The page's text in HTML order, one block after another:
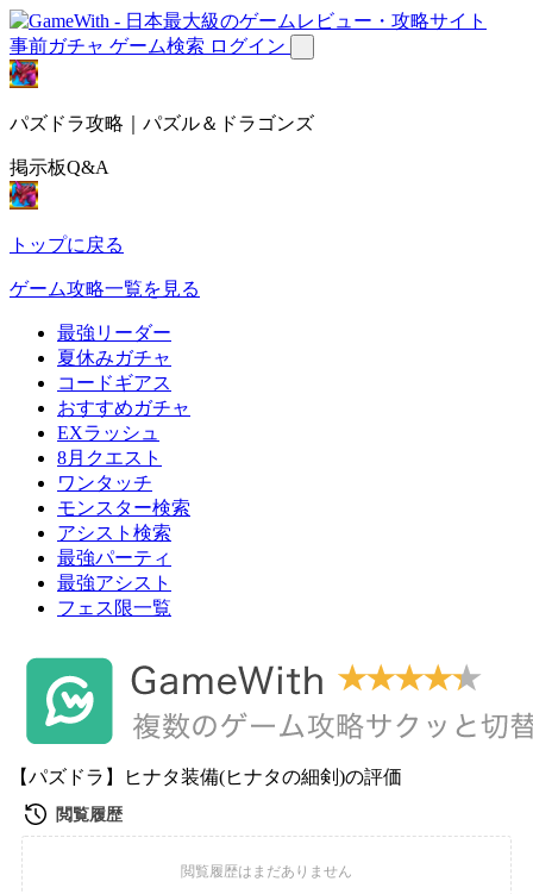
事前ガチャ ゲーム検索 ログイン
パズドラ攻略｜パズル＆ドラゴンズ
掲示板Q&A
トップに戻る
ゲーム攻略一覧を見る
最強リーダー
夏休みガチャ
コードギアス
おすすめガチャ
EXラッシュ
8月クエスト
ワンタッチ
モンスター検索
アシスト検索
最強パーティ
最強アシスト
フェス限一覧
【パズドラ】ヒナタ装備(ヒナタの細剣)の評価